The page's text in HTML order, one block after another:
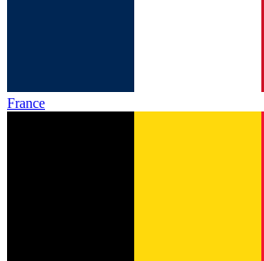
France